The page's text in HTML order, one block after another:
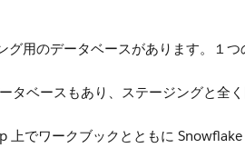
グ用のデータベースがあります。１
タベースもあり、ステージングと全
上でワークブックとともに